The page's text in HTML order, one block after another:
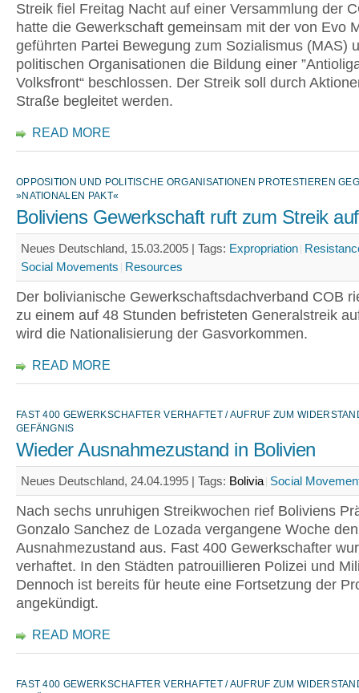
Streik fiel Freitag Nacht auf einer Versammlung der
hatte die Gewerkschaft gemeinsam mit der von Evo
geführten Partei Bewegung zum Sozialismus (MAS)
politischen Organisationen die Bildung einer
Volksfront“ beschlossen. Der Streik soll durch
Straße begleitet werden.
READ MORE
OPPOSITION UND POLITISCHE ORGANISATIONEN PROTESTIEREN
»NATIONALEN PAKT«
Boliviens Gewerkschaft ruft zum Streik auf
Neues Deutschland, 15.03.2005 | Tags: Expropriation
Social Movements Resources
Der bolivianische Gewerkschaftsdachverband COB
zu einem auf 48 Stunden befristeten Generalstreik
wird die Nationalisierung der Gasvorkommen.
READ MORE
FAST 400 GEWERKSCHAFTER VERHAFTET / AUFRUF ZUM
GEFÄNGNIS
Wieder Ausnahmezustand in Bolivien
Neues Deutschland, 24.04.1995 | Tags: Bolivia Social
Nach sechs unruhigen Streikwochen rief Boliviens
Gonzalo Sanchez de Lozada vergangene Woche den
Ausnahmezustand aus. Fast 400 Gewerkschafter
verhaftet. In den Städten patrouillieren Polizei und
Dennoch ist bereits für heute eine Fortsetzung der
angekündigt.
READ MORE
FAST 400 GEWERKSCHAFTER VERHAFTET / AUFRUF ZUM